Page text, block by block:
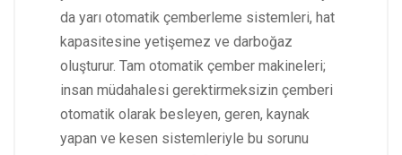
da yarı otomatik çemberleme sistemleri, hat
kapasitesine yetişemez ve darboğaz
oluşturur. Tam otomatik çember makineleri;
insan müdahalesi gerektirmeksizin çemberi
otomatik olarak besleyen, geren, kaynak
yapan ve kesen sistemleriyle bu sorunu